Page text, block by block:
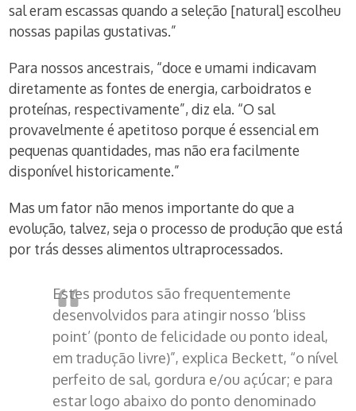
sal eram escassas quando a seleção [natural] escolheu
nossas papilas gustativas.”
Para nossos ancestrais, “doce e umami indicavam
diretamente as fontes de energia, carboidratos e
proteínas, respectivamente”, diz ela. “O sal
provavelmente é apetitoso porque é essencial em
pequenas quantidades, mas não era facilmente
disponível historicamente.”
Mas um fator não menos importante do que a
evolução, talvez, seja o processo de produção que está
por trás desses alimentos ultraprocessados.
Estes produtos são frequentemente
desenvolvidos para atingir nosso ‘bliss
point’ (ponto de felicidade ou ponto ideal,
em tradução livre)”, explica Beckett, “o nível
perfeito de sal, gordura e/ou açúcar; e para
estar logo abaixo do ponto denominado